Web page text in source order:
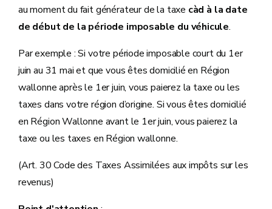
au moment du fait générateur de la taxe càd à la date
de début de la période imposable du véhicule.
Par exemple : Si votre période imposable court du 1er
juin au 31 mai et que vous êtes domicilié en Région
wallonne après le 1er juin, vous paierez la taxe ou les
taxes dans votre région d’origine. Si vous êtes domicilié
en Région Wallonne avant le 1er juin, vous paierez la
taxe ou les taxes en Région wallonne.
(Art. 30 Code des Taxes Assimilées aux impôts sur les
revenus)